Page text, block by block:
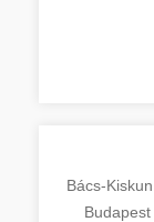
Bács-Kiskun
Budapest